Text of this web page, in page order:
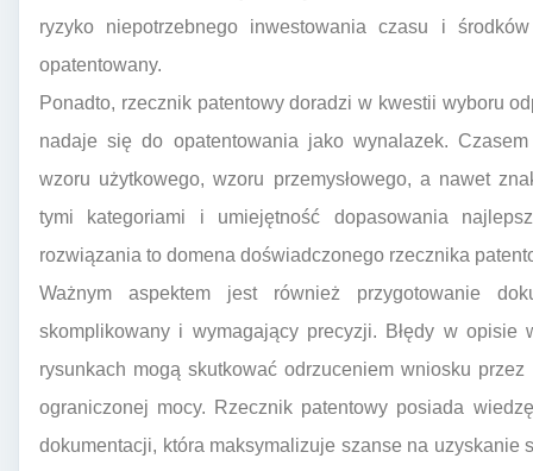
ryzyko niepotrzebnego inwestowania czasu i
opatentowany.
Ponadto, rzecznik patentowy doradzi w kwestii wyboru
nadaje się do opatentowania jako wynalazek.
wzoru użytkowego, wzoru przemysłowego, a nawet
tymi kategoriami i umiejętność dopasowania
rozwiązania to domena doświadczonego rzecznika
Ważnym aspektem jest również przygotowanie
skomplikowany i wymagający precyzji. Błędy w opisie
rysunkach mogą skutkować odrzuceniem wniosku
ograniczonej mocy. Rzecznik patentowy posiada
dokumentacji, która maksymalizuje szanse na uzyskanie